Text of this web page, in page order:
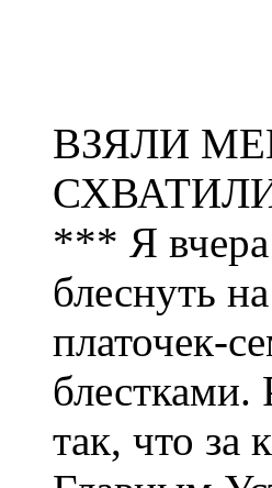
ВЗЯЛИ
*** Я вчера
блеснуть
платочек-
блестками.
так, что за